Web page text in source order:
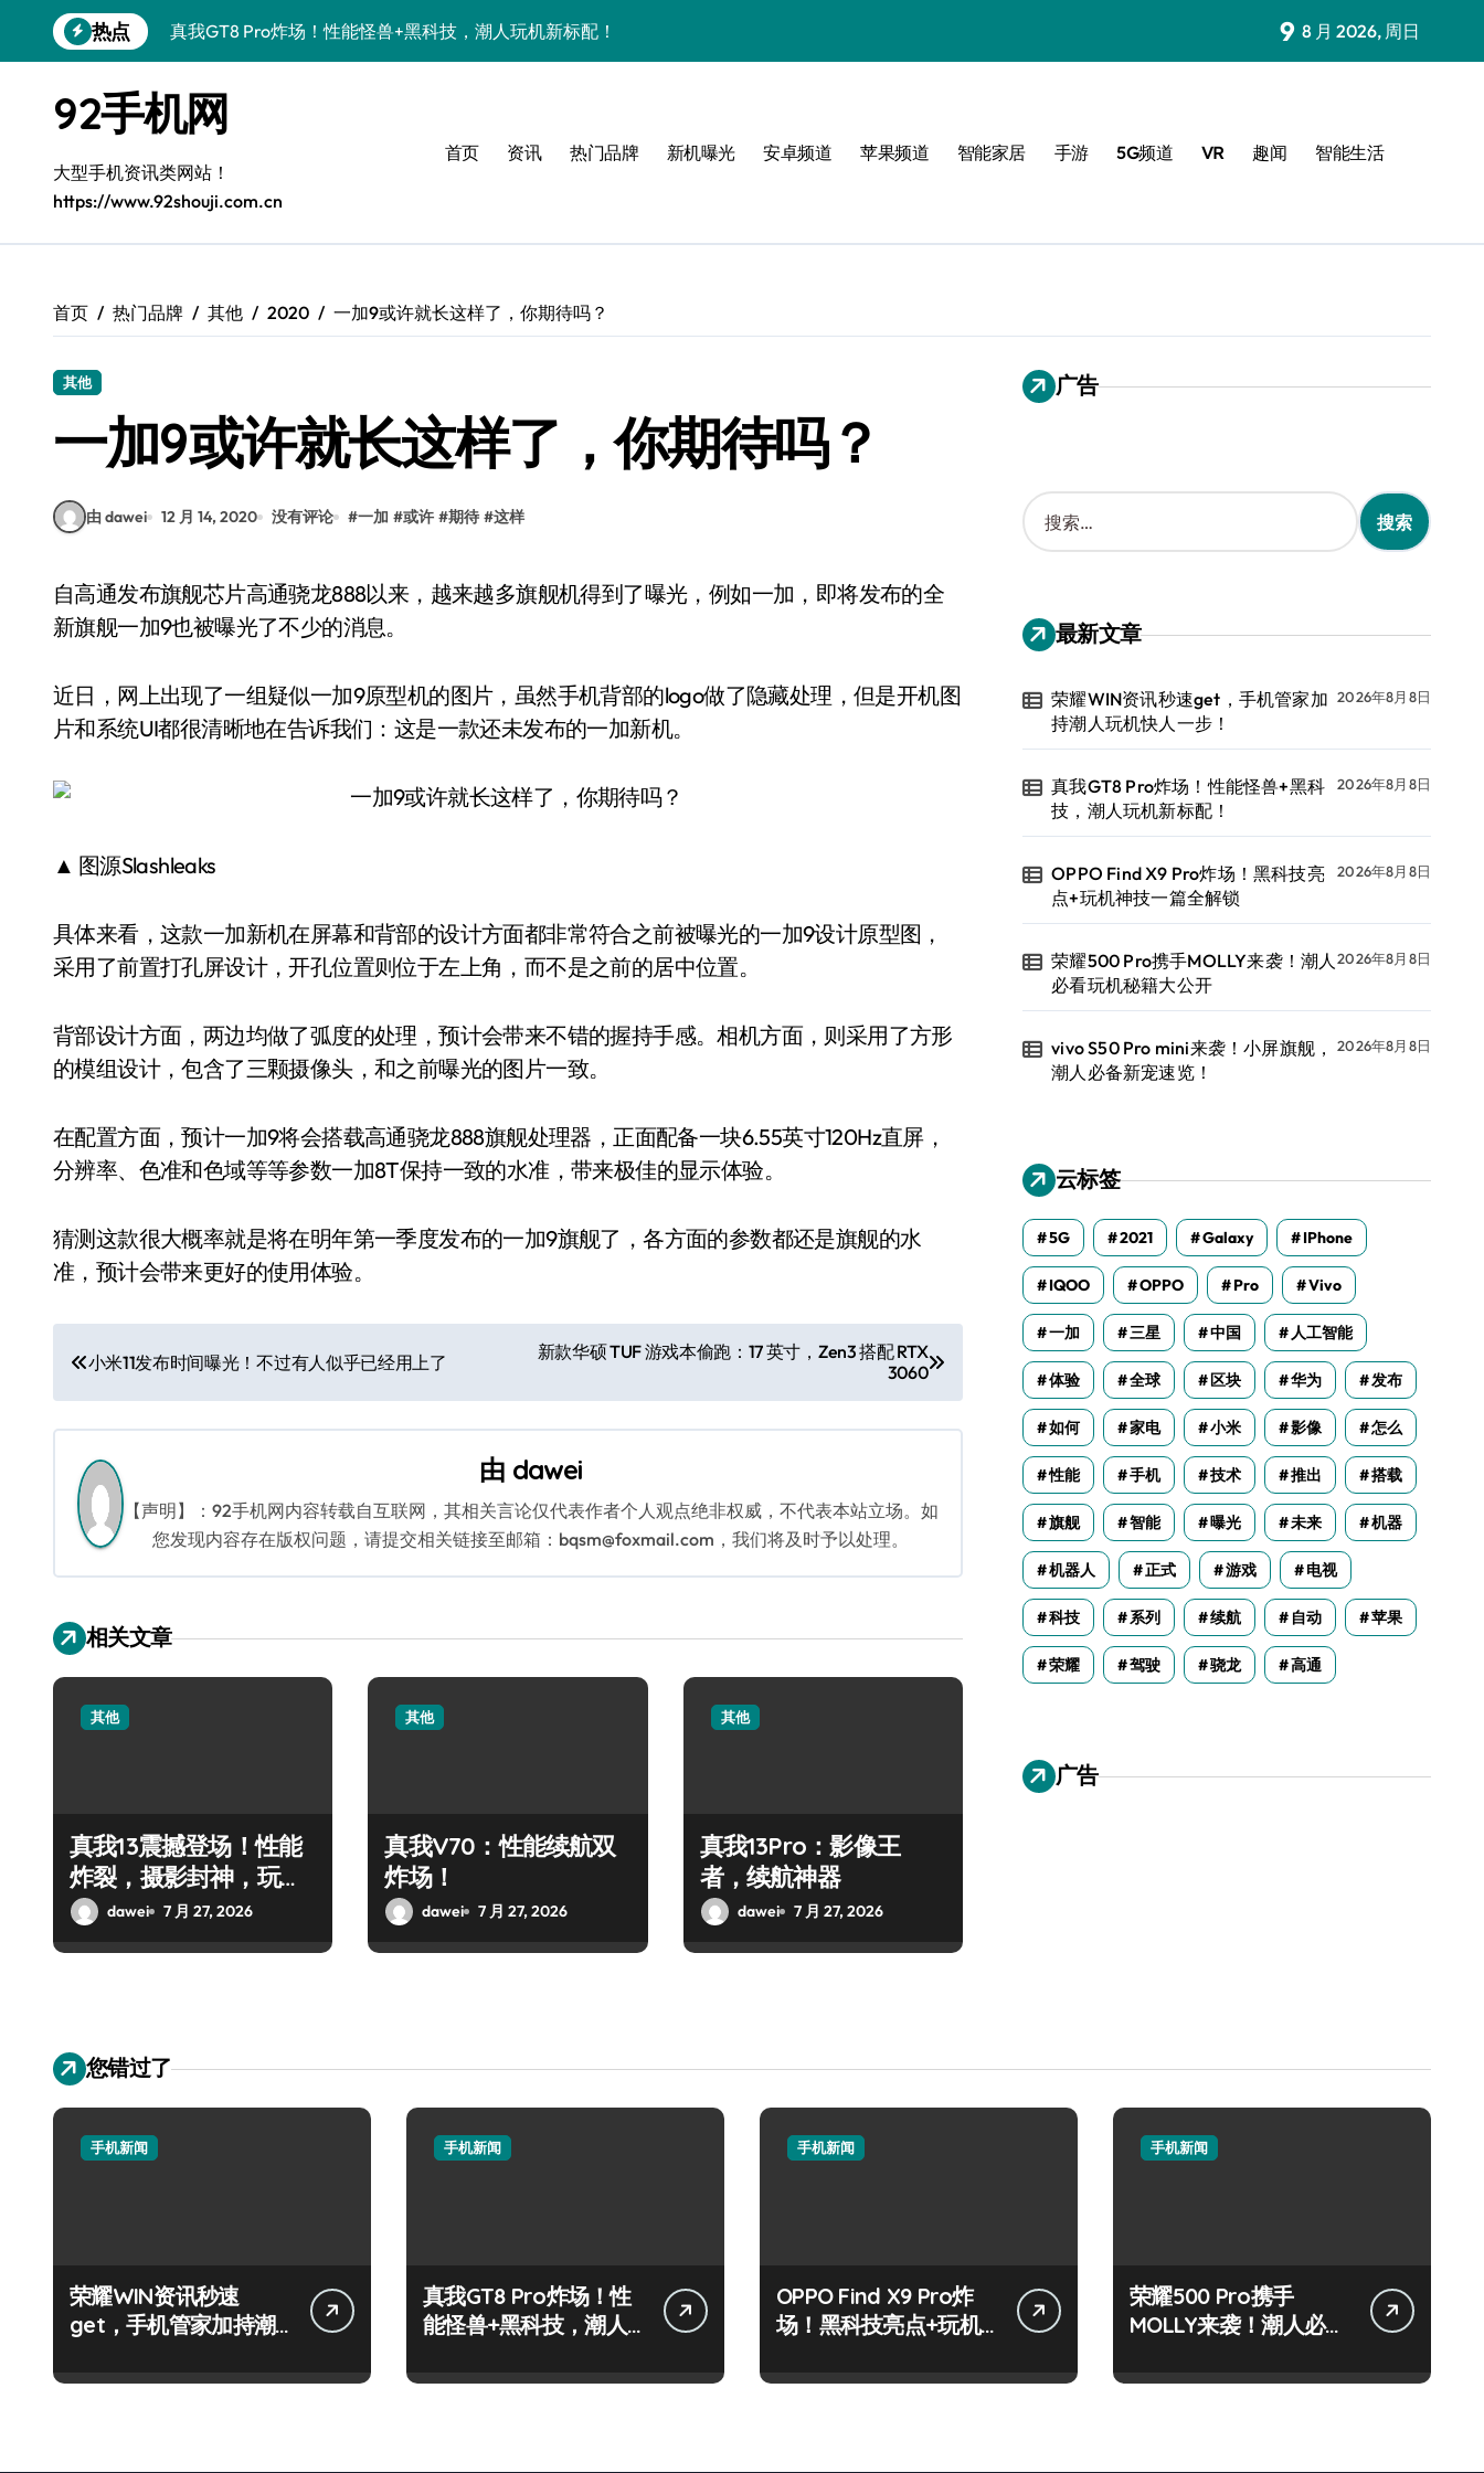
到
热点
真我GT8 Pro炸场！性能怪兽+黑科技，潮人玩机新标配！
荣耀500 Pro携手MOLLY来袭！潮人必看玩机秘籍大公开
vivo S50 Pro mini来袭！小屏旗舰，潮人必备新宠速览！
REDMI K90炸场来袭！性能怪兽+黑科技配置全揭秘
荣耀ROBOT PHONE炸场！手机一握，智能资讯全收割！
iPhone 17e炸场来袭！性能配置大升级，潮人速来围观！
荣耀WIN资讯秒速get，手机管家加持潮人玩机快人一步！
9 8 月 2026, 周日
92手机网
大型手机资讯类网站！
https://www.92shouji.com.cn
首页 资讯 热门品牌 新机曝光 安卓频道 苹果频道 智能家居 手游 5G频道 VR 趣闻 智能生活
首页 热门品牌 其他 2020 一加9或许就长这样了，你期待吗？
其他
一加9或许就长这样了，你期待吗？
由 dawei 12 月 14, 2020 没有评论 #一加 #或许 #期待 #这样
自高通发布旗舰芯片高通骁龙888以来，越来越多旗舰机得到了曝光，例如一加，即将发布的全
新旗舰一加9也被曝光了不少的消息。
近日，网上出现了一组疑似一加9原型机的图片，虽然手机背部的logo做了隐藏处理，但是开机图
片和系统UI都很清晰地在告诉我们：这是一款还未发布的一加新机。
▲ 图源Slashleaks
具体来看，这款一加新机在屏幕和背部的设计方面都非常符合之前被曝光的一加9设计原型图，
采用了前置打孔屏设计，开孔位置则位于左上角，而不是之前的居中位置。
背部设计方面，两边均做了弧度的处理，预计会带来不错的握持手感。相机方面，则采用了方形
的模组设计，包含了三颗摄像头，和之前曝光的图片一致。
在配置方面，预计一加9将会搭载高通骁龙888旗舰处理器，正面配备一块6.55英寸120Hz直屏，
分辨率、色准和色域等等参数一加8T保持一致的水准，带来极佳的显示体验。
猜测这款很大概率就是将在明年第一季度发布的一加9旗舰了，各方面的参数都还是旗舰的水
准，预计会带来更好的使用体验。
文
章
导
航
小米11发布时间曝光！不过有人似乎已经用上了
新款华硕 TUF 游戏本偷跑：17 英寸，Zen3 搭配 RTX
3060
由 dawei
【声明】：92手机网内容转载自互联网，其相关言论仅代表作者个人观点绝非权威，不代表本站立场。如
您发现内容存在版权问题，请提交相关链接至邮箱：bqsm@foxmail.com，我们将及时予以处理。
相关文章
其他
真我13震撼登场！性能
炸裂，摄影封神，玩机
党狂欢！
dawei 7 月 27, 2026
其他
真我V70：性能续航双
炸场！
dawei 7 月 27, 2026
其他
真我13Pro：影像王
者，续航神器
dawei 7 月 27, 2026
广告
搜
索
：
最新文章
荣耀WIN资讯秒速get，手机管家加
持潮人玩机快人一步！
2026年8月8日
真我GT8 Pro炸场！性能怪兽+黑科
技，潮人玩机新标配！
2026年8月8日
OPPO Find X9 Pro炸场！黑科技亮
点+玩机神技一篇全解锁
2026年8月8日
荣耀500 Pro携手MOLLY来袭！潮人
必看玩机秘籍大公开
2026年8月8日
vivo S50 Pro mini来袭！小屏旗舰，
潮人必备新宠速览！
2026年8月8日
云标签
5G 2021 Galaxy IPhone
IQOO OPPO Pro Vivo
一加 三星 中国 人工智能
体验 全球 区块 华为 发布
如何 家电 小米 影像 怎么
性能 手机 技术 推出 搭载
旗舰 智能 曝光 未来 机器
机器人 正式 游戏 电视
科技 系列 续航 自动 苹果
荣耀 驾驶 骁龙 高通
广告
您错过了
手机新闻
荣耀WIN资讯秒速
get，手机管家加持潮
手机新闻
真我GT8 Pro炸场！性
能怪兽+黑科技，潮人
手机新闻
OPPO Find X9 Pro炸
场！黑科技亮点+玩机
手机新闻
荣耀500 Pro携手
MOLLY来袭！潮人必看